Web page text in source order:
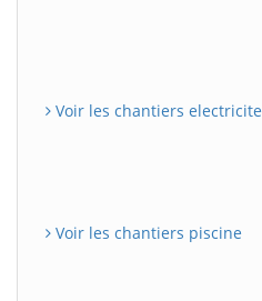
Voir les chantiers electricite
Voir les chantiers piscine